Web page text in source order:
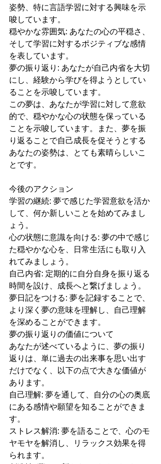
姿勢、特に言語学習に対する興味を示
唆しています。
穏やかな雰囲気: あなたの心の平穏さ、
そして学習に対するポジティブな感情
を表しています。
夢の振り返り: あなたが自己内省を大切
にし、経験から学びを得ようとしてい
ることを示唆しています。
この夢は、あなたが学習に対して意欲
的で、穏やかな心の状態を保っている
ことを示唆しています。また、夢を振
り返ることで自己成長を促そうとする
あなたの姿勢は、とても素晴らしいこ
とです。
今後のアクション
学習の継続: 夢で感じた学習意欲を活か
して、何か新しいことを始めてみまし
ょう。
心の状態に意識を向ける: 夢の中で感じ
た穏やかな心を、日常生活にも取り入
れてみましょう。
自己内省: 定期的に自分自身を振り返る
時間を設け、成長へと繋げましょう。
夢日記をつける: 夢を記録することで、
より深く夢の意味を理解し、自己理解
を深めることができます。
夢の振り返りの価値について
あなたが述べているように、夢の振り
返りは、単に過去の出来事を思い出す
だけでなく、以下の点で大きな価値が
あります。
自己理解: 夢を通して、自分の心の奥底
にある感情や願望を知ることができま
す。
ストレス解消: 夢を語ることで、心のモ
ヤモヤを解消し、リラックス効果を得
られます。